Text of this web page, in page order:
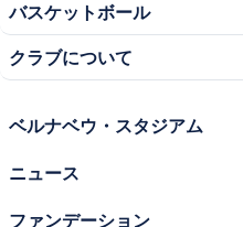
バスケットボール
クラブについて
ベルナベウ・スタジアム
ニュース
ファンデーション